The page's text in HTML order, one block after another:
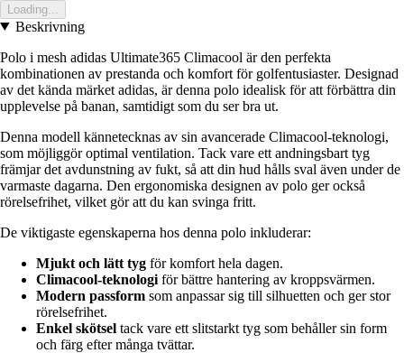
Loading...
Beskrivning
Polo i mesh adidas Ultimate365 Climacool är den perfekta
kombinationen av prestanda och komfort för golfentusiaster. Designad
av det kända märket adidas, är denna polo idealisk för att förbättra din
upplevelse på banan, samtidigt som du ser bra ut.
Denna modell kännetecknas av sin avancerade Climacool-teknologi,
som möjliggör optimal ventilation. Tack vare ett andningsbart tyg
främjar det avdunstning av fukt, så att din hud hålls sval även under de
varmaste dagarna. Den ergonomiska designen av polo ger också
rörelsefrihet, vilket gör att du kan svinga fritt.
De viktigaste egenskaperna hos denna polo inkluderar:
Mjukt och lätt tyg för komfort hela dagen.
Climacool-teknologi för bättre hantering av kroppsvärmen.
Modern passform som anpassar sig till silhuetten och ger stor
rörelsefrihet.
Enkel skötsel tack vare ett slitstarkt tyg som behåller sin form
och färg efter många tvättar.